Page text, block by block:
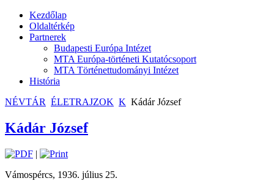
Kezdőlap
Oldaltérkép
Partnerek
Budapesti Európa Intézet
MTA Európa-történeti Kutatócsoport
MTA Történettudományi Intézet
História
NÉVTÁR ÉLETRAJZOK K Kádár József
Kádár József
|
Vámospércs, 1936. július 25.